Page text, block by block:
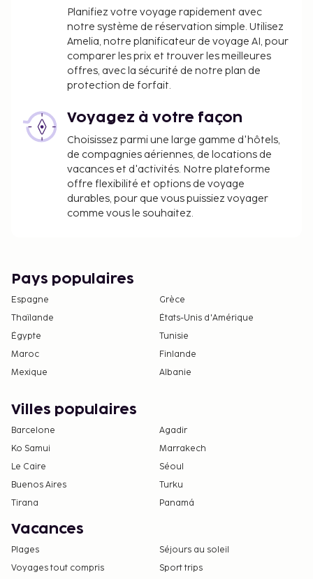
Planifiez votre voyage rapidement avec
notre système de réservation simple. Utilisez
Amelia, notre planificateur de voyage AI, pour
comparer les prix et trouver les meilleures
offres, avec la sécurité de notre plan de
protection de forfait.
Voyagez à votre façon
Choisissez parmi une large gamme d'hôtels,
de compagnies aériennes, de locations de
vacances et d'activités. Notre plateforme
offre flexibilité et options de voyage
durables, pour que vous puissiez voyager
comme vous le souhaitez.
Pays populaires
Espagne
Grèce
Thaïlande
États-Unis d'Amérique
Égypte
Tunisie
Maroc
Finlande
Mexique
Albanie
Villes populaires
Barcelone
Agadir
Ko Samui
Marrakech
Le Caire
Séoul
Buenos Aires
Turku
Tirana
Panamá
Vacances
Plages
Séjours au soleil
Voyages tout compris
Sport trips